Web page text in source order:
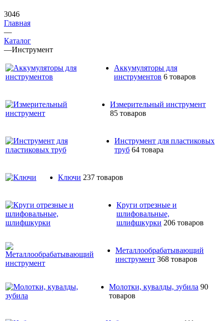
3046
Главная
—
Каталог
—Инструмент
Аккумуляторы для
инструментов 6 товаров
Измерительный инструмент
85 товаров
Инструмент для пластиковых
труб 64 товара
Ключи 237 товаров
Круги отрезные и
шлифовальные,
шлифшкурки 206 товаров
Металлообрабатывающий
инструмент 368 товаров
Молотки, кувалды, зубила 90
товаров